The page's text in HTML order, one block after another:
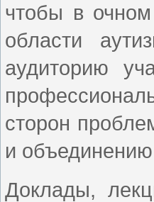
чтобы в
области
аудиторию
сторон
и
Доклады,